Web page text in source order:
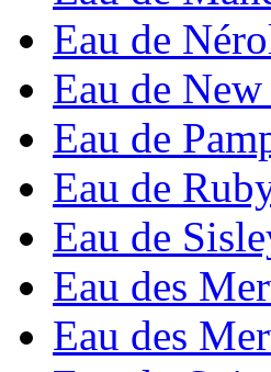
Eau de
Eau de
Eau de
Eau de
Eau de
Eau des
Eau des